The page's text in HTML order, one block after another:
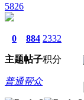
5826
0
主题
884
帖子
2332
积分
普通帮众